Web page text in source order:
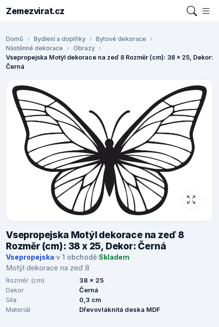
Zemezvirat.cz
Domů Bydlení a doplňky
Bytové dekorace
Nástěnné dekorace
Obrazy
Vsepropejska Motýl dekorace na zeď 8 Rozměr (cm): 38 x 25, Dekor:
Černá
Vsepropejska Motýl dekorace na zeď 8
Rozměr (cm): 38 x 25, Dekor: Černá
Vsepropejska·v 1 obchodě·Skladem
Motýl dekorace na zeď 8
Rozměr (cm)
38 x 25
Dekor
Černá
Síla
0,3 cm
Materiál
Dřevovláknitá deska MDF